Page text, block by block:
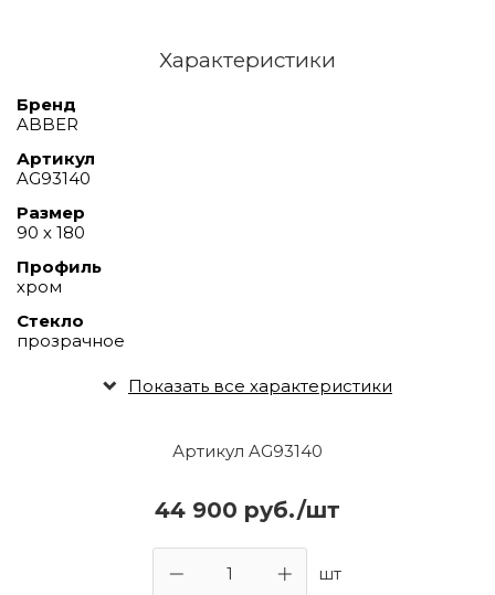
Артикул AG93140
44 900 руб./шт
шт
Характеристики
Бренд
ABBER
Артикул
AG93140
Размер
90 х 180
Профиль
хром
Стекло
прозрачное
Показать все характеристики